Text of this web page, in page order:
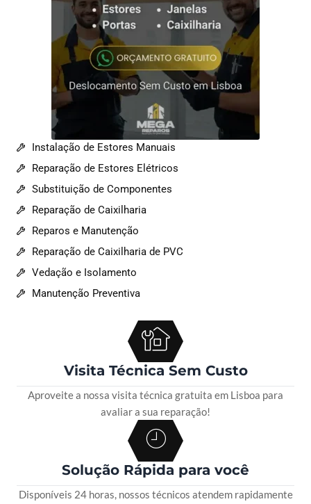
Instalação de Estores Manuais
Reparação de Estores Elétricos
Substituição de Componentes
Reparação de Caixilharia
Reparos e Manutenção
Reparação de Caixilharia de PVC
Vedação e Isolamento
Manutenção Preventiva
Visita Técnica Sem Custo
Aproveite a nossa visita técnica gratuita em Lisboa para
avaliar a sua reparação!
Solução Rápida para você
Disponíveis 24 horas, nossos técnicos atendem rapidamente